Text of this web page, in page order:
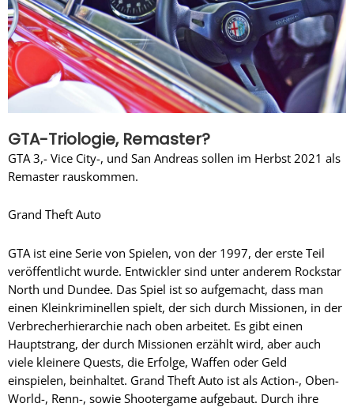
GTA-Triologie, Remaster?
GTA 3,- Vice City-, und San Andreas sollen im Herbst 2021 als
Remaster rauskommen.
Grand Theft Auto
GTA ist eine Serie von Spielen, von der 1997, der erste Teil
veröffentlicht wurde. Entwickler sind unter anderem Rockstar
North und Dundee. Das Spiel ist so aufgemacht, dass man
einen Kleinkriminellen spielt, der sich durch Missionen, in der
Verbrecherhierarchie nach oben arbeitet. Es gibt einen
Hauptstrang, der durch Missionen erzählt wird, aber auch
viele kleinere Quests, die Erfolge, Waffen oder Geld
einspielen, beinhaltet. Grand Theft Auto ist als Action-, Oben-
World-, Renn-, sowie Shootergame aufgebaut. Durch ihre